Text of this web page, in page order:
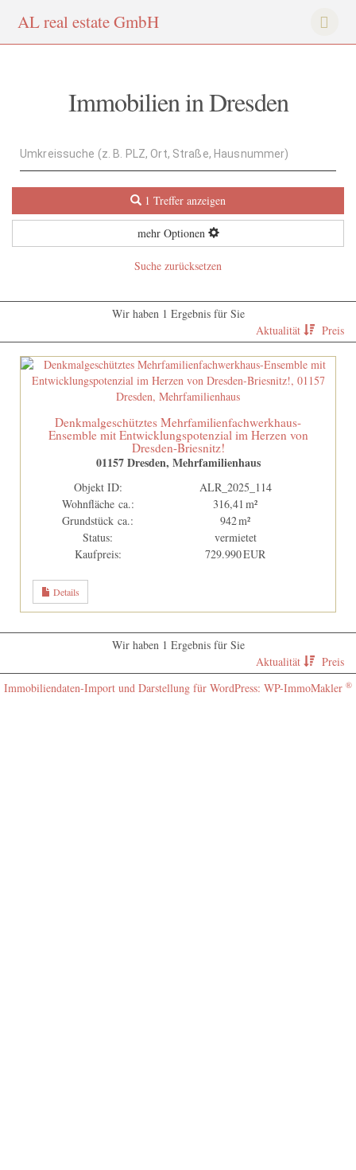
ALreal estateGmbH
Immobilien in Dresden
1 Treffer anzeigen
mehr Optionen
Suche zurücksetzen
Wir haben 1 Ergebnis für Sie
Aktualität
Preis
Denkmalgeschütztes Mehrfamilienfachwerkhaus-
Ensemble mit Entwicklungspotenzial im Herzen von
Dresden-Briesnitz!
01157 Dresden, Mehrfamilienhaus
Objekt ID:
ALR_2025_114
Wohnfläche ca.:
316,41 m²
Grund­stück ca.:
942 m²
Status:
vermietet
Kaufpreis:
729.990 EUR
Details
Wir haben 1 Ergebnis für Sie
Aktualität
Preis
Immobiliendaten-Import und Darstellung für WordPress: WP-ImmoMakler ®